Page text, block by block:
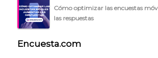
Cómo optimizar las encuestas
las respuestas
Encuesta.com